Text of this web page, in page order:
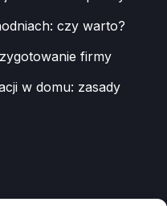
czy warto?
firmy
w domu: zasady